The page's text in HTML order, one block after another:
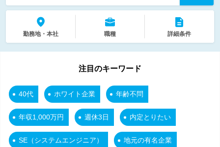
勤務地・本社 職種 詳細条件
注目のキーワード
40代 ホワイト企業 年齢不問
年収1,000万円 週休3日 内定とりたい
SE（システムエンジニア） 地元の有名企業